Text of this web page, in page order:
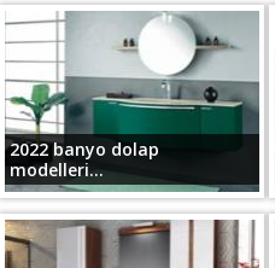
2022 banyo dolap
modelleri...